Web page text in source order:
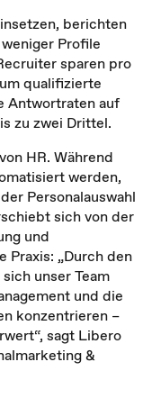
berichten
Profile
sparen pro
qualifizierte
Antwortraten auf
zu zwei Drittel.
HR. Während
werden,
Personalauswahl
sich von der
und
Praxis: „Durch den
unser Team
und die
konzentrieren –
sagt Libero
&